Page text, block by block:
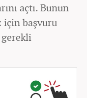
açtı. Bunun
için başvuru
gerekli